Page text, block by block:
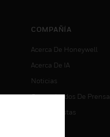
COMPAÑÍA
Acerca De Honeywell
Acerca De IA
Noticias
Comunicados De Prensa
Inversionistas